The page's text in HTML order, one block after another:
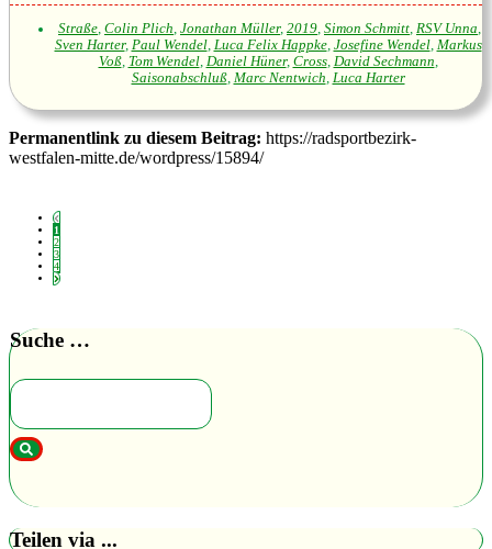
Straße, Colin Plich, Jonathan Müller, 2019, Simon Schmitt, RSV Unna,
Sven Harter, Paul Wendel, Luca Felix Happke, Josefine Wendel, Markus
Voß, Tom Wendel, Daniel Hüner, Cross, David Sechmann,
Saisonabschluß, Marc Nentwich, Luca Harter
Permanentlink zu diesem Beitrag: https://radsportbezirk-
westfalen-mitte.de/wordpress/15894/
1
2
3
4
Suche …
Teilen via ...